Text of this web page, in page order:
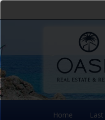
contenuto
principale
Home